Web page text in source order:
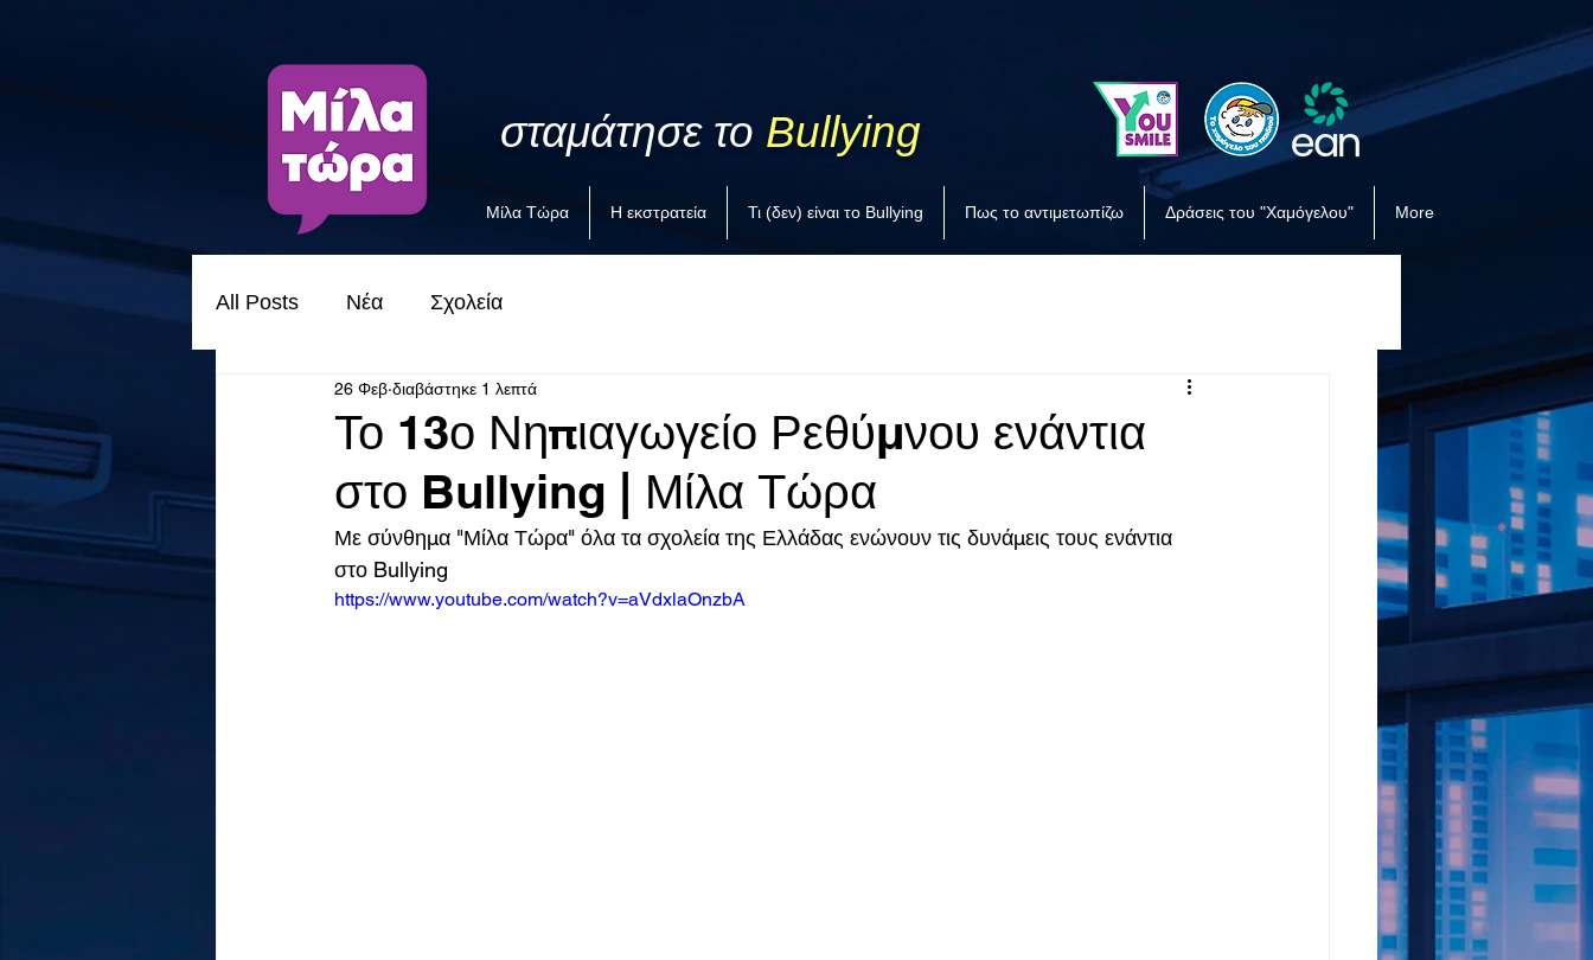
σταμάτησε το Bullying
Μίλα Τώρα Η εκστρατεία Τι (δεν) είναι το Bullying Πως το αντιμετωπίζω Δράσεις του "Χαμόγελου" More
All Posts Νέα Σχολεία
Το 13ο Νηπιαγωγείο Ρεθύμνου ενάντια
στο Bullying | Μίλα Τώρα
26 Φεβ διαβάστηκε 1 λεπτά
Με σύνθημα "Μίλα Τώρα" όλα τα σχολεία της Ελλάδας ενώνουν τις δυνάμεις τους ενάντια
στο Bullying
https://www.youtube.com/watch?v=aVdxlaOnzbA